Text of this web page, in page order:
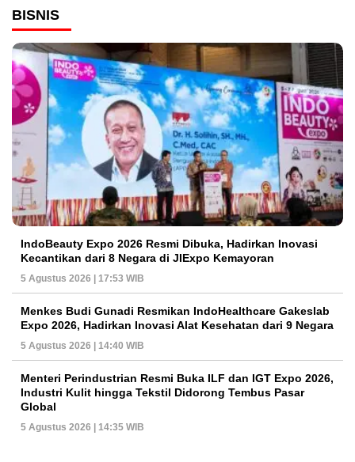
BISNIS
IndoBeauty Expo 2026 Resmi Dibuka, Hadirkan Inovasi
Kecantikan dari 8 Negara di JIExpo Kemayoran
5 Agustus 2026 | 17:53 WIB
Menkes Budi Gunadi Resmikan IndoHealthcare Gakeslab
Expo 2026, Hadirkan Inovasi Alat Kesehatan dari 9 Negara
5 Agustus 2026 | 14:40 WIB
Menteri Perindustrian Resmi Buka ILF dan IGT Expo 2026,
Industri Kulit hingga Tekstil Didorong Tembus Pasar
Global
5 Agustus 2026 | 14:35 WIB